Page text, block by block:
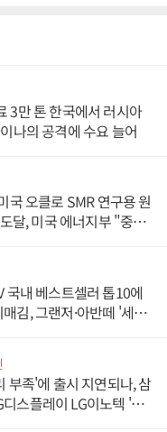
3만 톤 한국에서 러시아
나의 공격에 수요 늘어
국 오클로 SMR 연구용 원
달, 미국 에너지부 "중요
국내 베스트셀러 톱10에
김, 그랜저·아반떼 '세단
부족'에 출시 지연되나, 삼
스플레이 LG이노텍 '탈